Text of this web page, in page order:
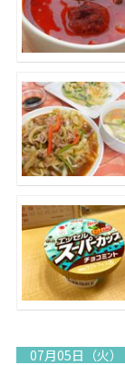
07月05日（火）